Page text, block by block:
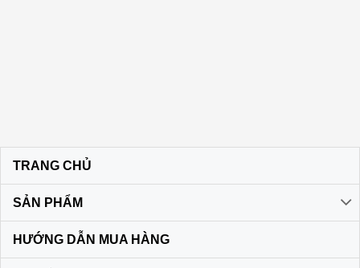
TRANG CHỦ
SẢN PHẨM
HƯỚNG DẪN MUA HÀNG